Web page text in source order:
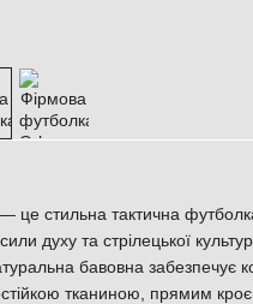
— це стильна тактична
духу та стрілецької
бавовна забезпечує
тканиною, прямим